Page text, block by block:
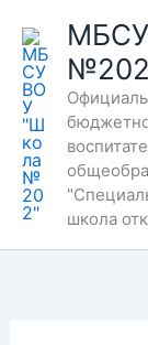
содержимому
школа